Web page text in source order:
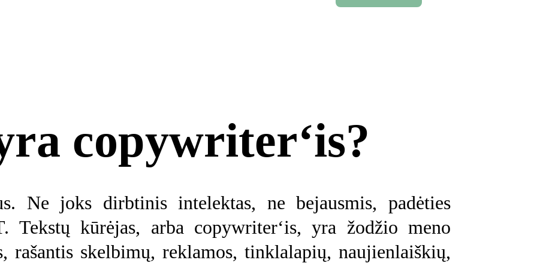
copywriter‘is?
Ne joks dirbtinis intelektas, ne bejausmis, padėties
Tekstų kūrėjas, arba copywriter‘is, yra žodžio meno
rašantis skelbimų, reklamos, tinklalapių, naujienlaiškių,